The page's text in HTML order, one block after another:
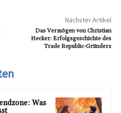
Nächster Artikel
Das Vermögen von Christian
Hecker: Erfolgsgeschichte des
Trade Republic-Gründers
Was